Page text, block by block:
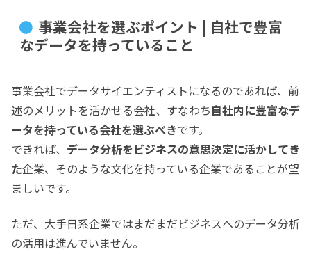
事業会社を選ぶポイント | 自社で豊富
なデータを持っていること
事業会社でデータサイエンティストになるのであれば、前
述のメリットを活かせる会社、すなわち自社内に豊富なデ
ータを持っている会社を選ぶべきです。
できれば、 データ分析をビジネスの意思決定に活かしてき
た企業、そのような文化を持っている企業であることが望
ましいです。
ただ、大手日系企業ではまだまだビジネスへのデータ分析
の活用は進んでいません。